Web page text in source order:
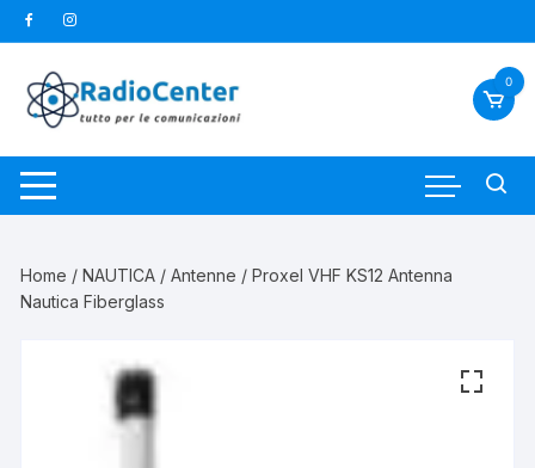
al
contenuto
0
Home /NAUTICA /Antenne / Proxel VHF KS12 Antenna
Nautica Fiberglass